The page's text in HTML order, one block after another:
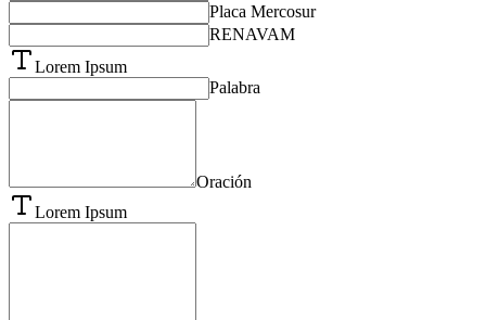
Placa Mercosur
RENAVAM
Lorem Ipsum
Palabra
Oración
Lorem Ipsum